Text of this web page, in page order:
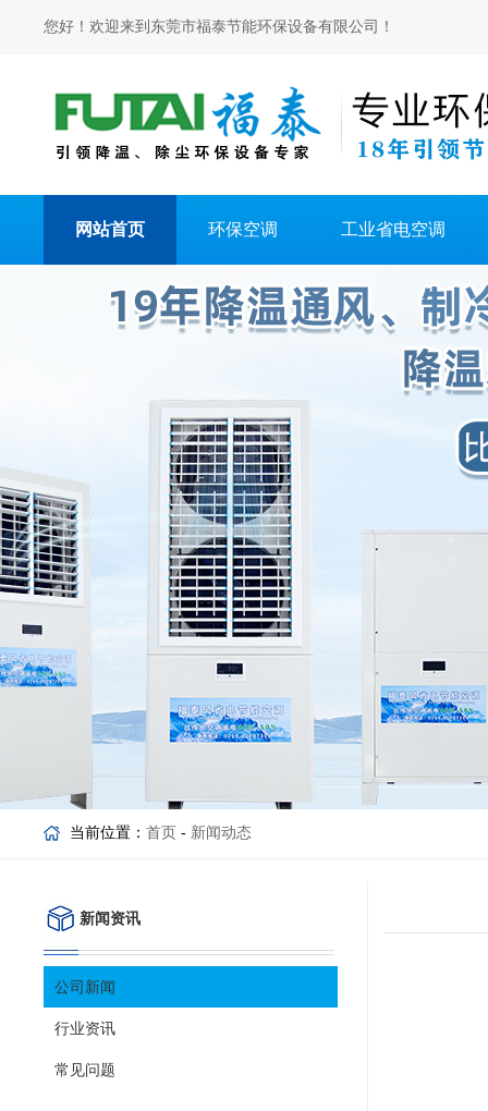
您好！欢迎来到东莞市福泰节能环保设备有限公司！
网站首页 环保空调 工业省电空调
当前位置： 首页 - 新闻动态
新闻资讯
公司新闻
行业资讯
常见问题